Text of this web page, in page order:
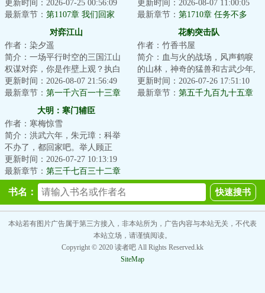
着高贵雍容的皇后，李易心思变
了。“江山你坐...
更新时间：2026-07-25 00:56:09
最新章节： 第1107章 我们回家
北平分站，半个月粉碎特高课石
川少佐收买北平...
更新时间：2026-08-07 11:00:05
最新章节： 第1710章 任务不多
对弈江山
作者：染夕遥
简介：一场平行时空的三国江山
权谋对弈，你是作壁上观？执白
子？抑或执黑子？...
更新时间：2026-08-07 21:56:49
最新章节： 第一千六百一十三章
“圣人苗裔”的反击
花豹突击队
作者：竹香书屋
简介：血与火的战场，风声鹤唳
的山林，神奇的猛兽和古武少年,
这是一支有着铮铮铁骨的特种部
队，这是一群...
更新时间：2026-07-26 17:51:10
最新章节： 第五千九百九十五章
大明：寒门辅臣
作者：寒梅惊雪
简介：洪武六年，朱元璋：科举
不办了，都回家吧。举人顾正
臣：这路都走了，钱都借了，房
租都付了，你说不...
更新时间：2026-07-27 10:13:19
最新章节： 第三千七百三十二章
李成桂的屈从
书名：
本站若有图片广告属于第三方接入，非本站所为，广告内容与本站无关，不代表
本站立场，请谨慎阅读。
Copyright © 2020 读者吧 All Rights Reserved.kk
SiteMap